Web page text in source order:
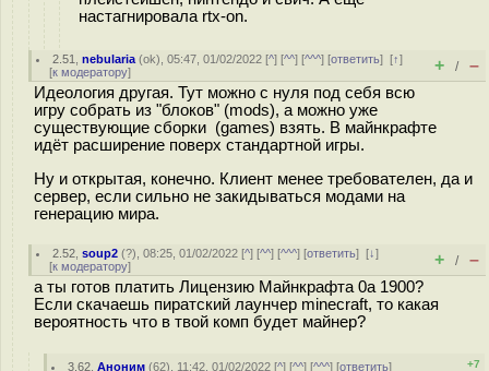
настагнировала rtx-on.
2.51 ,nebularia (ok), 05:47, 01/02/2022 [^] [^^] [^^^] [ответить][↑]
[к модератору] + / –
Идеология другая. Тут можно с нуля под себя всю
игру собрать из "блоков" (mods), а можно уже
существующие сборки (games) взять. В майнкрафте
идёт расширение поверх стандартной игры.
Ну и открытая, конечно. Клиент менее требователен, да и
сервер, если сильно не закидываться модами на
генерацию мира.
2.52 ,soup2 (?), 08:25, 01/02/2022 [^] [^^] [^^^] [ответить][↓]
[к модератору] + / –
а ты готов платить Лицензию Майнкрафта 0а 1900?
Если скачаешь пиратский лаунчер minecraft, то какая
вероятность что в твой комп будет майнер?
3.62 ,Аноним (62), 11:42, 01/02/2022 [^] [^^] [^^^] [ответить]
+7